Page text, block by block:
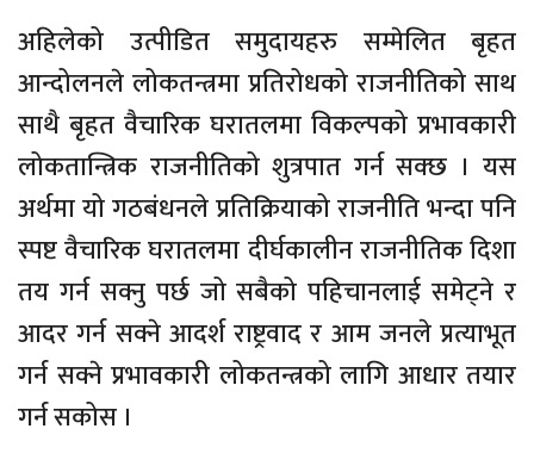
अहिलेको उत्पीडित समुदायहरु सम्मेलित बृहत
आन्दोलनले लोकतन्त्रमा प्रतिरोधको राजनीतिको साथ
साथै बृहत वैचारिक घरातलमा विकल्पको प्रभावकारी
लोकतान्त्रिक राजनीतिको शुत्रपात गर्न सक्छ । यस
अर्थमा यो गठबंधनले प्रतिक्रियाको राजनीति भन्दा पनि
स्पष्ट वैचारिक घरातलमा दीर्घकालीन राजनीतिक दिशा
तय गर्न सक्नु पर्छ जो सबैको पहिचानलाई समेट्ने र
आदर गर्न सक्ने आदर्श राष्ट्रवाद र आम जनले प्रत्याभूत
गर्न सक्ने प्रभावकारी लोकतन्त्रको लागि आधार तयार
गर्न सकोस ।